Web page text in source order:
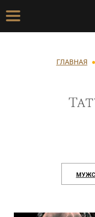
Перейти к
Основная
СтрокаГЛАВНАЯ